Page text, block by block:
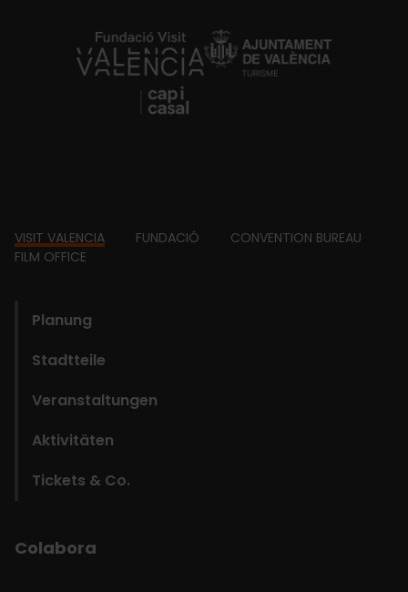
https://fundacion.visitvalencia.com/
Footer
VISIT VALENCIA FUNDACIÓ
CONVENTION BUREAU
FILM OFFICE
Planung
Stadtteile
Veranstaltungen
Aktivitäten
Tickets & Co.
Colabora